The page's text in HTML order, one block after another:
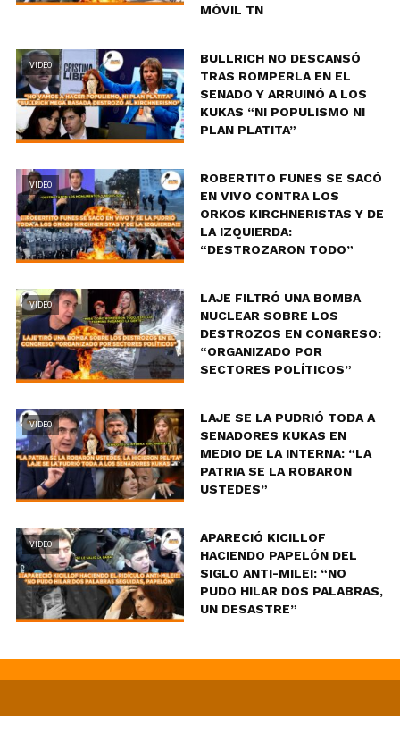
MÓVIL TN
VIDEO
BULLRICH NO DESCANSÓ
TRAS ROMPERLA EN EL
SENADO Y ARRUINÓ A LOS
KUKAS “NI POPULISMO NI
PLAN PLATITA”
VIDEO
ROBERTITO FUNES SE SACÓ
EN VIVO CONTRA LOS
ORKOS KIRCHNERISTAS Y DE
LA IZQUIERDA:
“DESTROZARON TODO”
VIDEO
LAJE FILTRÓ UNA BOMBA
NUCLEAR SOBRE LOS
DESTROZOS EN CONGRESO:
“ORGANIZADO POR
SECTORES POLÍTICOS”
VIDEO
LAJE SE LA PUDRIÓ TODA A
SENADORES KUKAS EN
MEDIO DE LA INTERNA: “LA
PATRIA SE LA ROBARON
USTEDES”
VIDEO
APARECIÓ KICILLOF
HACIENDO PAPELÓN DEL
SIGLO ANTI-MILEI: “NO
PUDO HILAR DOS PALABRAS,
UN DESASTRE”